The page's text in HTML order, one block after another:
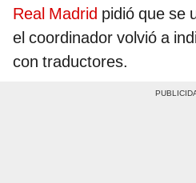
Real Madrid pidió que se
el coordinador volvió a
con traductores.